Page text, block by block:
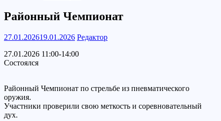
Районный Чемпионат
27.01.202619.01.2026 Редактор
27.01.2026 11:00-14:00
Состоялся
Районный Чемпионат по стрельбе из пневматического
оружия.
Участники проверили свою меткость и соревновательный
дух.